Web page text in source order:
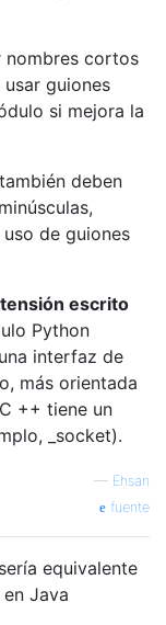
nombres cortos
usar guiones
si mejora la
también deben
de guiones
escrito
Python
interfaz de
más orientada
++ tiene un
_socket).
— Ehsan
fuente
equivalente
Java